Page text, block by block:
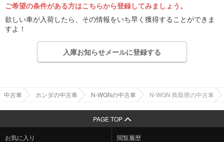
ご希望の条件がある方はこちらから登録してみましょう。
欲しい車が入荷したら、その情報をいち早く獲得することができま
すよ！
入庫お知らせメールに登録する
中古車 ホンダの中古車 N-WGNの中古車 N-WGN 鳥取県の中古車
PAGE TOP
お気に入り 閲覧履歴